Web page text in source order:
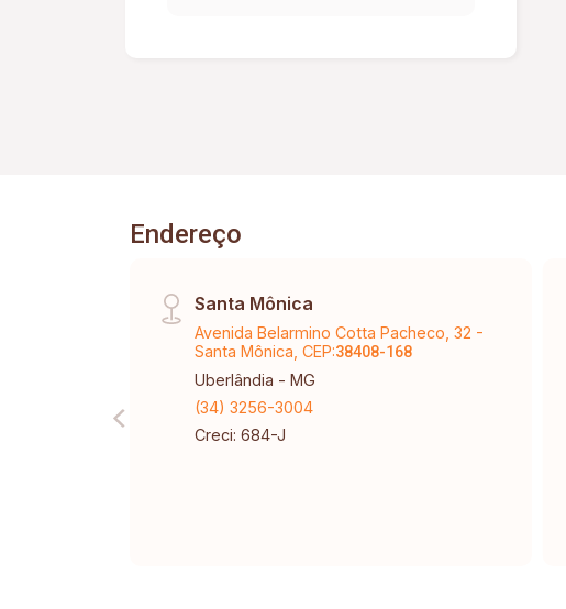
Endereço
Santa Mônica
Avenida Belarmino Cotta Pacheco, 32 -
Santa Mônica, CEP:38408-168
Uberlândia - MG
(34) 3256-3004
Creci: 684-J